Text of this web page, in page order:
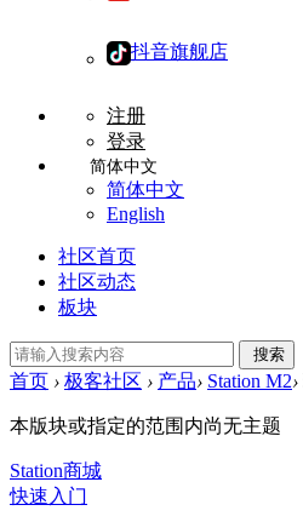
抖音旗舰店
注册
登录
简体中文
简体中文
English
社区首页
社区动态
板块
搜索
首页 › 极客社区 › 产品› Station M2›
本版块或指定的范围内尚无主题
Station商城
快速入门